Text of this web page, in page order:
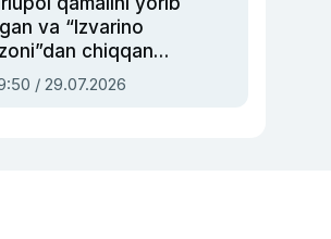
va “Izvarino
chiqqan
— Ukraina
bosh
/ 29.07.2026